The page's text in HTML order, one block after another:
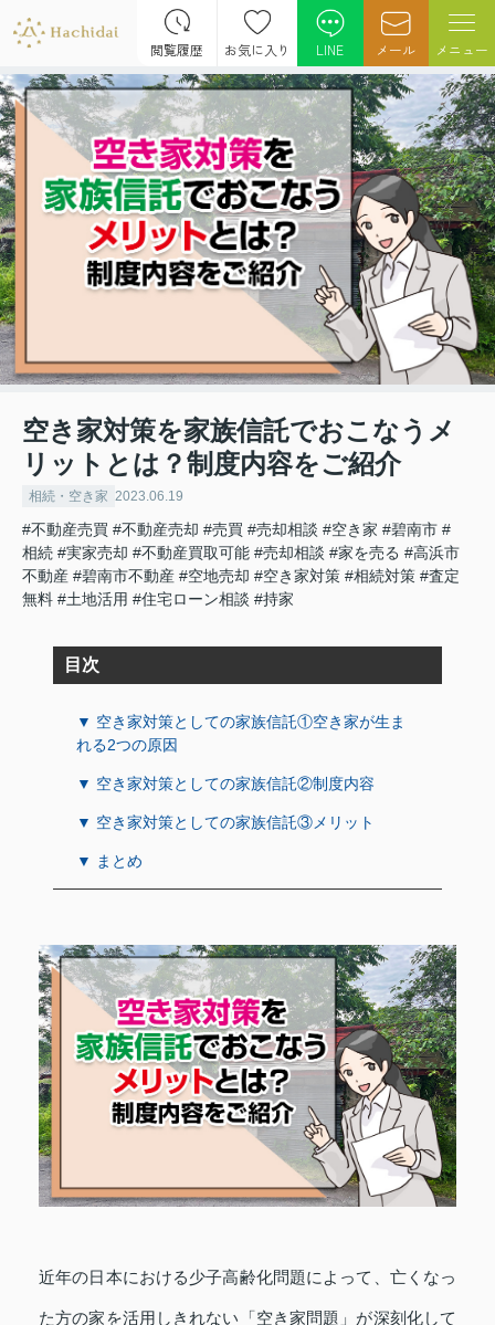
閲覧履歴 お気に入り LINE メール メニュー
空き家対策を家族信託でおこなうメ
リットとは？制度内容をご紹介
相続・空き家 2023.06.19
#不動産売買 #不動産売却 #売買 #売却相談 #空き家 #碧南市 #
相続 #実家売却 #不動産買取可能 #売却相談 #家を売る #高浜市
不動産 #碧南市不動産 #空地売却 #空き家対策 #相続対策 #査定
無料 #土地活用 #住宅ローン相談 #持家
目次
▼ 空き家対策としての家族信託①空き家が生ま
れる2つの原因
▼ 空き家対策としての家族信託②制度内容
▼ 空き家対策としての家族信託③メリット
▼ まとめ
近年の日本における少子高齢化問題によって、亡くなっ
た方の家を活用しきれない「空き家問題」が深刻化して